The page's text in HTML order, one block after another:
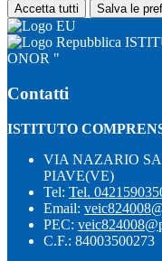
Accetta tutti Salva le
ONOR "
Contatti
ISTITUTO
VIA NAZARIO
PIAVE(VE)
Tel: Tel.
Email:
PEC:
C.F.: 84003500273